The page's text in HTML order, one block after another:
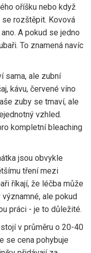
oříšku nebo když
rozštěpit. Kovová
A pokud se jedno
To znamená navíc
sama, ale zubní
kávu, červené víno
zuby se tmaví, ale
vzhled.
kompletní bleaching
jsou obvykle
tření mezi
říkají, že léčba může
ale pokud
práci - je to důležité.
v průměru o 20-40
se cena pohybuje